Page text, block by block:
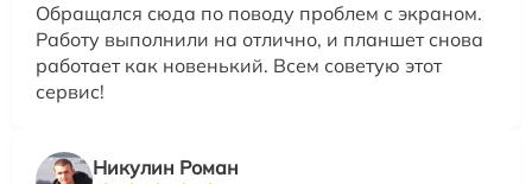
Обращался сюда по поводу проблем с экраном.
Работу выполнили на отлично, и планшет снова
работает как новенький. Всем советую этот
сервис!
Никулин Роман